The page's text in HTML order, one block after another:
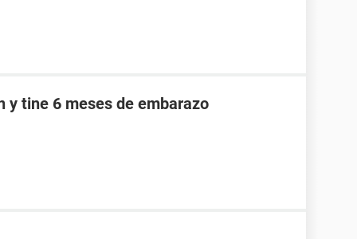
y tine 6 meses de embarazo